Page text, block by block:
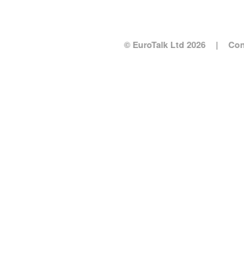
© EuroTalk Ltd 2026 |